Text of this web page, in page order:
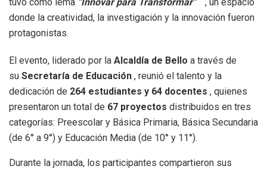
donde la creatividad, la investigación y la innovación fueron
protagonistas.
El evento, liderado por la Alcaldía de Bello a través de
su Secretaría de Educación , reunió el talento y la
dedicación de 264 estudiantes y 64 docentes , quienes
presentaron un total de 67 proyectos distribuidos en tres
categorías: Preescolar y Básica Primaria, Básica Secundaria
(de 6° a 9°) y Educación Media (de 10° y 11°).
Durante la jornada, los participantes compartieron sus